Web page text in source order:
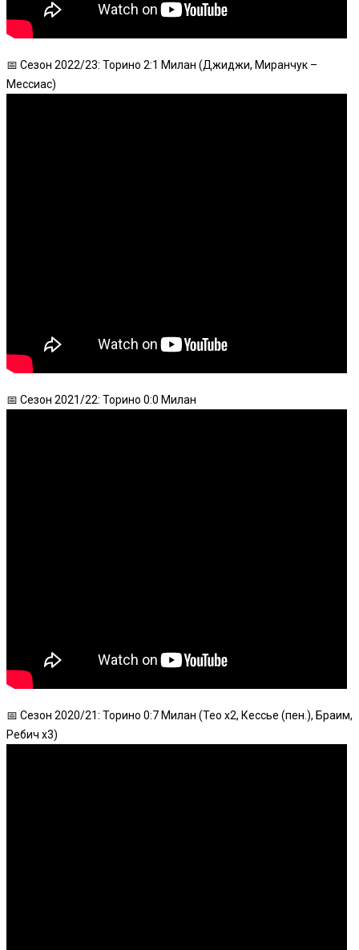
📅 Сезон 2022/23: Торино 2:1 Милан (Джиджи, Миранчук –
Мессиас)
📅 Сезон 2021/22: Торино 0:0 Милан
📅 Сезон 2020/21: Торино 0:7 Милан (Тео x2, Кессье (пен.), Браим,
Ребич x3)